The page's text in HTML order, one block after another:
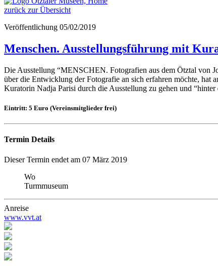
zurück zur Übersicht
Veröffentlichung 05/02/2019
Menschen. Ausstellungsführung mit
Die Ausstellung “MENSCHEN. Fotografien aus dem Ötztal von
über die Entwicklung der Fotografie an sich erfahren möchte, hat
Kuratorin Nadja Parisi durch die Ausstellung zu gehen und
Eintritt: 5 Euro (Vereinsmitglieder frei)
Termin Details
Dieser Termin endet am 07 März 2019
Wo
Turmmuseum
Anreise
www.vvt.at